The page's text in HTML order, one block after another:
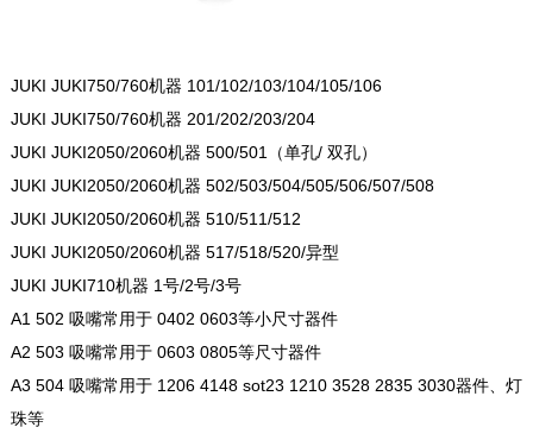
JUKI JUKI750/760机器 101/102/103/104/105/106
JUKI JUKI750/760机器 201/202/203/204
JUKI JUKI2050/2060机器 500/501（单孔/ 双孔）
JUKI JUKI2050/2060机器 502/503/504/505/506/507/508
JUKI JUKI2050/2060机器 510/511/512
JUKI JUKI2050/2060机器 517/518/520/异型
JUKI JUKI710机器 1号/2号/3号
A1 502 吸嘴常用于 0402 0603等小尺寸器件
A2 503 吸嘴常用于 0603 0805等尺寸器件
A3 504 吸嘴常用于 1206 4148 sot23 1210 3528 2835 3030器件、灯
珠等